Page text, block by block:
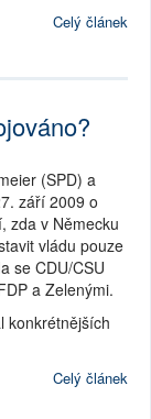
Celý článek
(SPD) a
září 2009 o
zda v Německu
vládu pouze
se CDU/CSU
a Zelenými.
konkrétnějších
Celý článek